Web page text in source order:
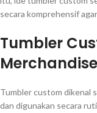
secara komprehensif
Tumbler
Tumbler custom dikenal
dan digunakan secara